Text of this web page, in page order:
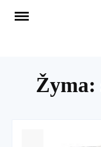
Žyma: